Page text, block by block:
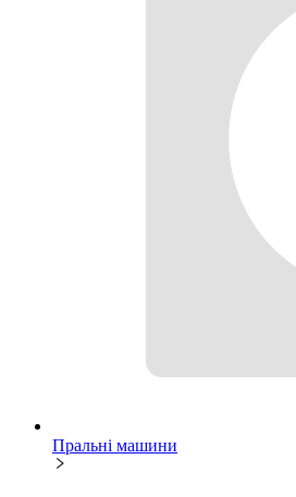
Пральні машини